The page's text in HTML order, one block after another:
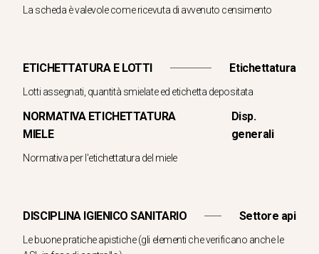
La scheda è valevole come ricevuta di avvenuto censimento
ETICHETTATURA E LOTTI Etichettatura
Lotti assegnati, quantità smielate ed etichetta depositata
NORMATIVA ETICHETTATURA
MIELE
Disp.
generali
Normativa per l'etichettatura del miele
DISCIPLINA IGIENICO SANITARIO Settore api
Le buone pratiche apistiche (gli elementi che verificano anche le